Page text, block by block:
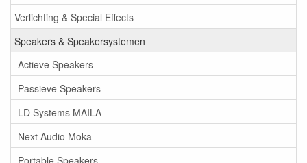
Verlichting & Special Effects
Speakers & Speakersystemen
Actieve Speakers
Passieve Speakers
LD Systems MAILA
Next Audio Moka
Portable Speakers